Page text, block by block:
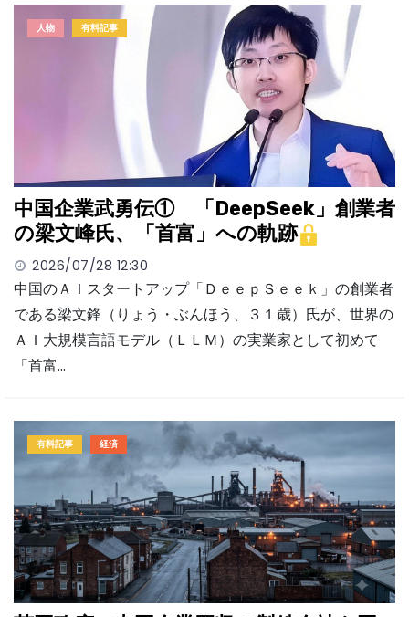
人物 有料記事
中国企業武勇伝① 「DeepSeek」創業者
の梁文峰氏、「首富」への軌跡
2026/07/28 12:30
中国のＡＩスタートアップ「ＤｅｅｐＳｅｅｋ」の創業者
である梁文鋒（りょう・ぶんほう、３１歳）氏が、世界の
ＡＩ大規模言語モデル（ＬＬＭ）の実業家として初めて
「首富…
有料記事 経済